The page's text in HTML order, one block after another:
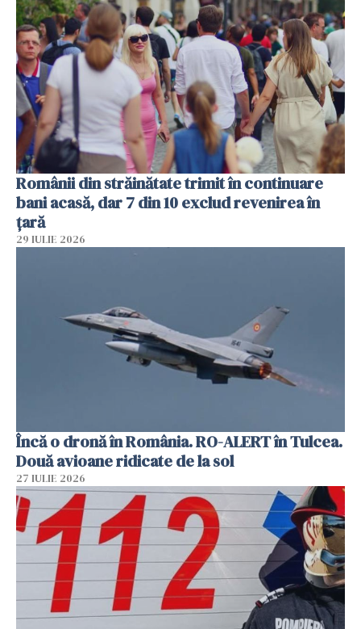
Românii din străinătate trimit în continuare
bani acasă, dar 7 din 10 exclud revenirea în
țară
29 IULIE 2026
Încă o dronă în România. RO-ALERT în Tulcea.
Două avioane ridicate de la sol
27 IULIE 2026